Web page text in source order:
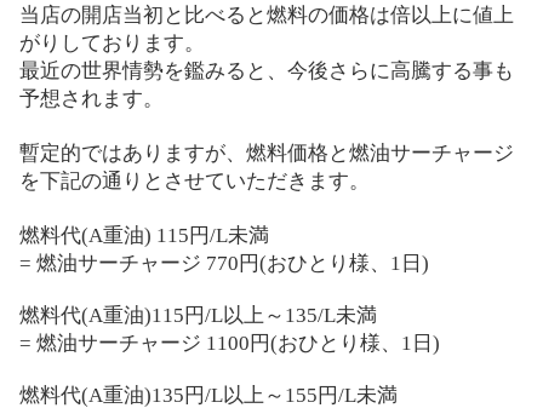
当店の開店当初と比べると燃料の価格は倍以上に値上
がりしております。
最近の世界情勢を鑑みると、今後さらに高騰する事も
予想されます。
暫定的ではありますが、燃料価格と燃油サーチャージ
を下記の通りとさせていただきます。
燃料代(A重油) 115 円/L未満
= 燃油サーチャージ 770 円(おひとり様、 1 日 )
燃料代(A重油)115 円/L以上～ 135/L未満
= 燃油サーチャージ 1100 円(おひとり様、 1 日 )
燃料代(A重油)135 円/L以上～ 155 円/L未満